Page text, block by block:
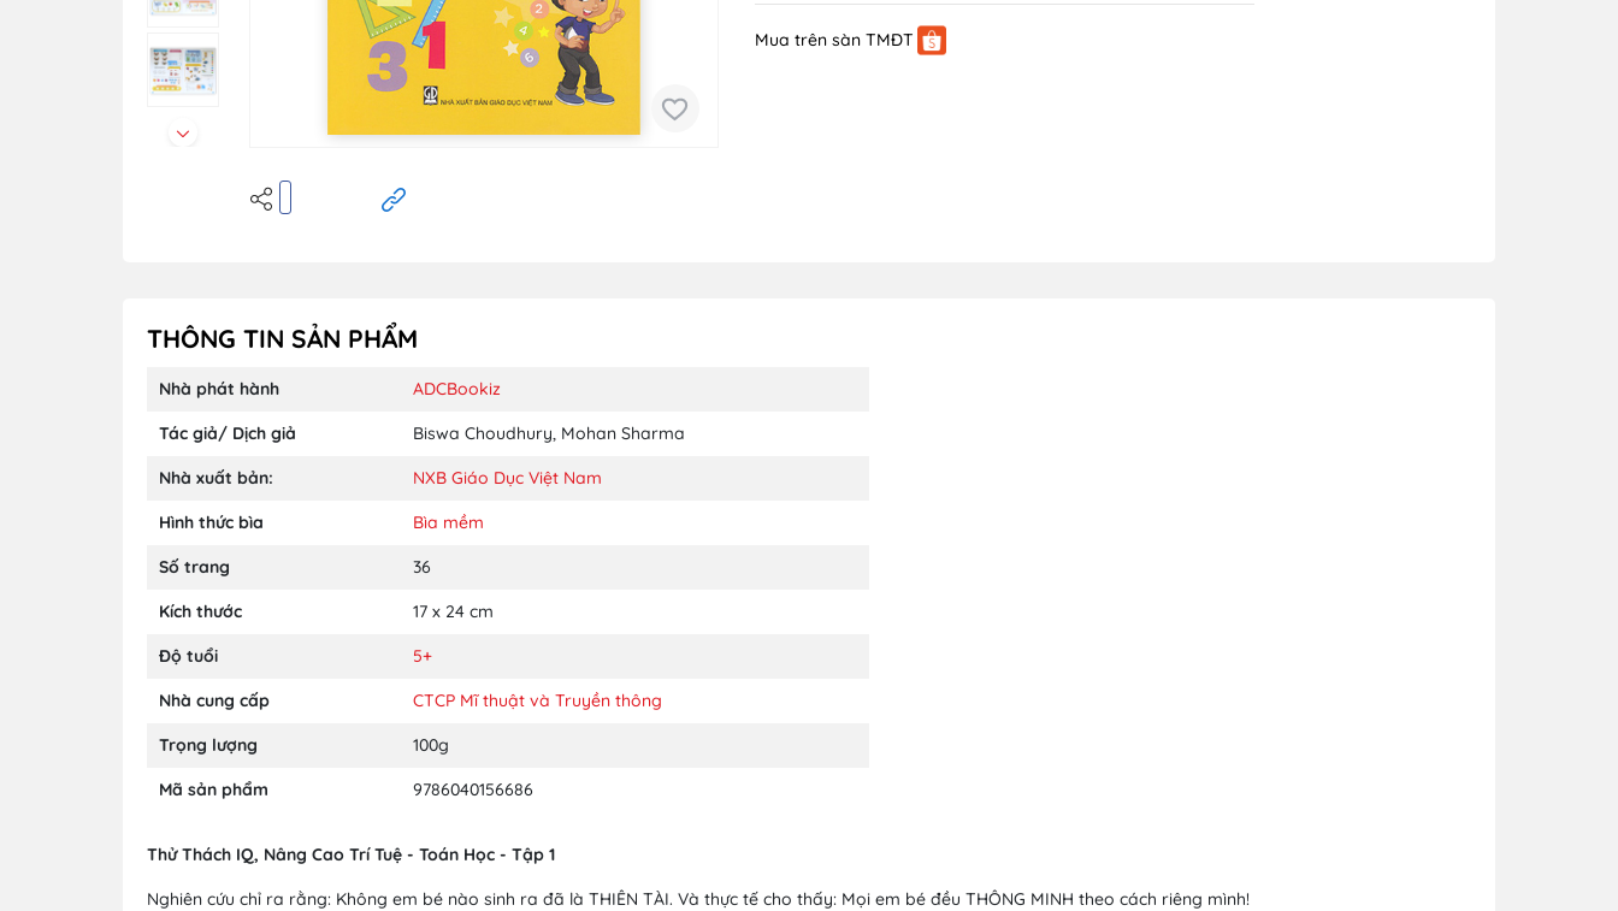
Mua trên sàn TMĐT
THÔNG TIN SẢN PHẨM
Nhà phát hành ADCBookiz
Tác giả/ Dịch giả Biswa Choudhury, Mohan Sharma
Nhà xuất bản: NXB Giáo Dục Việt Nam
Hình thức bìa Bìa mềm
Số trang 36
Kích thước 17 x 24 cm
Độ tuổi 5+
Nhà cung cấp CTCP Mĩ thuật và Truyền thông
Trọng lượng 100g
Mã sản phẩm 9786040156686
Thử Thách IQ, Nâng Cao Trí Tuệ - Toán Học - Tập 1
Nghiên cứu chỉ ra rằng: Không em bé nào sinh ra đã là THIÊN TÀI. Và thực tế cho thấy: Mọi em bé đều THÔNG MINH theo cách riêng mình!